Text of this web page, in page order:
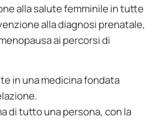
alla salute femminile in tutte
alla diagnosi prenatale,
ai percorsi di
in una medicina fondata
di tutto una persona, con la